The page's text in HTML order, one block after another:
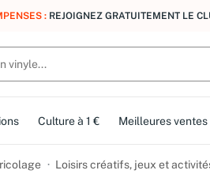
: REJOIGNEZ GRATUITEMENT LE
Culture à 1 € Meilleures ventes
Loisirs créatifs, jeux et